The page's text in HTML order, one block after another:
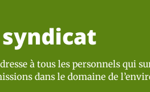
à tous les personnels qui
dans le domaine de